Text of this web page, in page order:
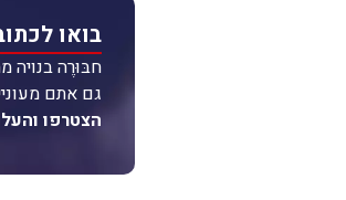
בואו
חבּוּרֶה בנויה
גם אתם
הצטרפו